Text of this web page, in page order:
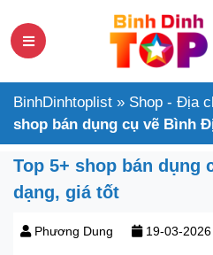
BinhDinhtoplist » Shop - Địa
shop bán dụng cụ vẽ Bình
Top 5+ shop bán dụng
dạng, giá tốt
Phương Dung 19-03-2026